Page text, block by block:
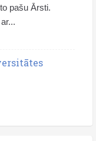
pašu Ārsti.